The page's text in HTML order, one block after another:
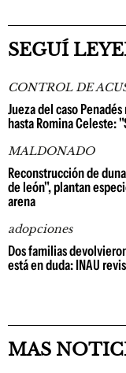
SEGUÍ
CONTROL DE
Jueza del caso
hasta Romina Celeste:
MALDONADO
Reconstrucción de
de león", plantan
arena
adopciones
Dos familias
está en duda: INAU
MAS